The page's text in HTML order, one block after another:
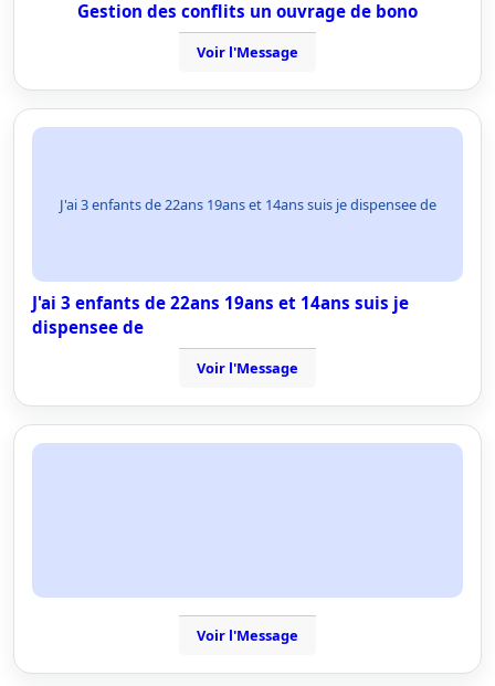
Gestion des conflits un ouvrage de bono
Voir l'Message
J'ai 3 enfants de 22ans 19ans et 14ans suis je dispensee de
J'ai 3 enfants de 22ans 19ans et 14ans suis je
dispensee de
Voir l'Message
Voir l'Message